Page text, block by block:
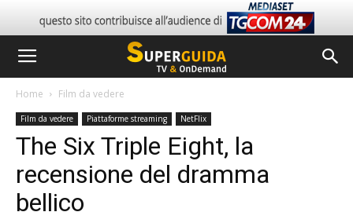
Home Film da vedere
Film da vedere Piattaforme streaming NetFlix
The Six Triple Eight, la
recensione del dramma
bellico